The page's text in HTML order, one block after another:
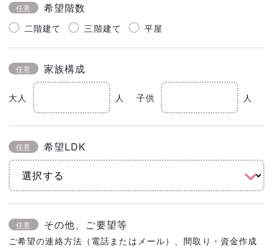
任意 希望階数
二階建て 三階建て 平屋
任意 家族構成
大人 人 子供 人
任意 希望LDK
任意 その他、ご要望等
ご希望の連絡方法（電話またはメール）、間取り・資金作成